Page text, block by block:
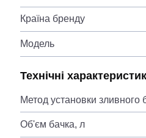
Країна бренду
Модель
Технічні
Метод установки зливного
Об'єм бачка, л